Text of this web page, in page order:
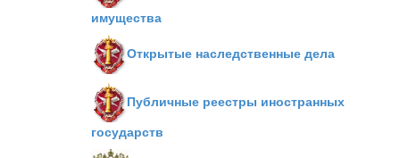
имущества
Открытые наследственные дела
Публичные реестры иностранных
государств